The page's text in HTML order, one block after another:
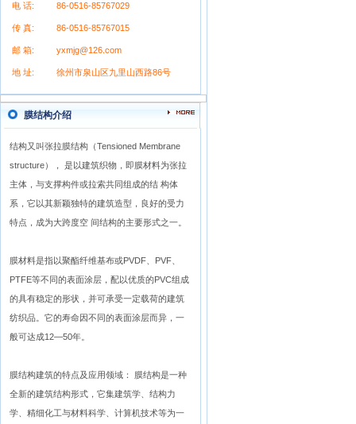
电 话: 86-0516-85767029
传 真: 86-0516-85767015
邮 箱: yxmjg@126.com
地 址: 徐州市泉山区九里山西路86号
膜结构介绍
结构又叫张拉膜结构（Tensioned Membrane
structure）， 是以建筑织物，即膜材料为张拉
主体，与支撑构件或拉索共同组成的结 构体
系，它以其新颖独特的建筑造型，良好的受力
特点，成为大跨度空 间结构的主要形式之一。
膜材料是指以聚酯纤维基布或PVDF、PVF、
PTFE等不同的表面涂层，配以优质的PVC组成
的具有稳定的形状，并可承受一定载荷的建筑
纺织品。它的寿命因不同的表面涂层而异，一
般可达成12—50年。
膜结构建筑的特点及应用领域： 膜结构是一种
全新的建筑结构形式，它集建筑学、结构力
学、精细化工与材料科学、计算机技术等为一